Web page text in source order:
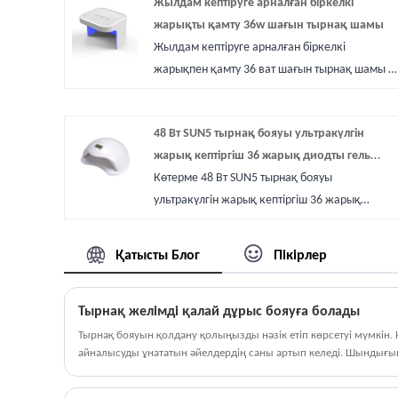
Жылдам кептіруге арналған біркелкі
жарықты қамту 36w шағын тырнақ шамы
Жылдам кептіруге арналған біркелкі
жарықпен қамту 36 ват шағын тырнақ шамы -
Baiyue жоғары тиімді тырнақ технологиясына
маманданған. 21 моншақ 36 Вт жылдам
қатаюы және эргономикалық 2,8 дюймдік
биіктігі бар бұл құрылғы кәсіпқойлар мен DIY
жылдамдықты қамтамасыз етеді. Гель
маникюрінің барлық қажеттіліктері үшін
тасымалдану, қуат және қауіпсіздіктің тамаша
үйлесімін сезініңіз.
48 Вт SUN5 тырнақ бояуы ультракүлгін
жарық кептіргіш 36 жарық диодты гель
тырнақ өнерін жарқылдату шамы
Көтерме 48 Вт SUN5 тырнақ бояуы
ультракүлгін жарық кептіргіш 36 жарық
шамына арналған Sunuv фирмасының гельдік
тырнақ суретіне арналған жарқылды емдеу
шамы. 36 дана жарықдиодты моншақтары
бар бұйым 48 ватт қуаты бар ақылды сезімтал
сенсор, қолды тырнақ бояуына салған кезде
ультракүлгін сәуле кептіргіш автоматты түрде
қосылады және машинадан шыққанда жарық
Қатысты Блог Пікірлер
Тырнақ желімді қалай дұрыс бояуға болады
Тырнақ бояуын қолдану қолыңызды нәзік етіп көрсетуі мүмкін.
айналысуды ұнататын әйелдердің саны артып келеді.
жақсырақ көрінеді? Бірнеше қарапайым кеңестер, бұл сізге